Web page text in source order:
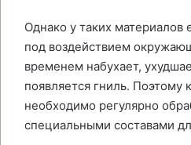
Однако у таких материалов
под воздействием
временем набухает,
появляется гниль. Поэтому
необходимо регулярно
специальными составами